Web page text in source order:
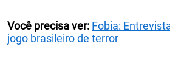
Você precisa ver: Fobia:
jogo brasileiro de terror